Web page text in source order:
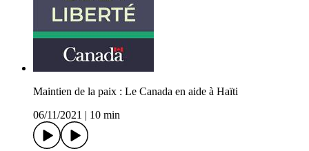
Maintien de la paix : Le Canada en aide à Haïti
06/11/2021
10 min